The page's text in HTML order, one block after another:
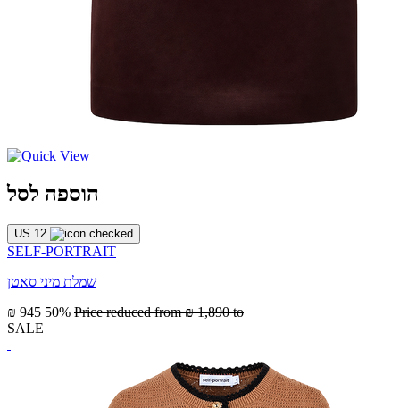
הוספה לסל
US 12
SELF-PORTRAIT
שמלת מיני סאטן
₪ 945 50% Price reduced from₪ 1,890 to
SALE